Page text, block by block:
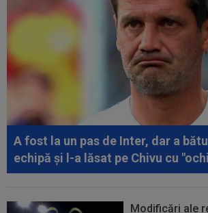
A fost la un pas de Inter, dar a
echipă și l-a lăsat pe Chivu cu
Modificări ale